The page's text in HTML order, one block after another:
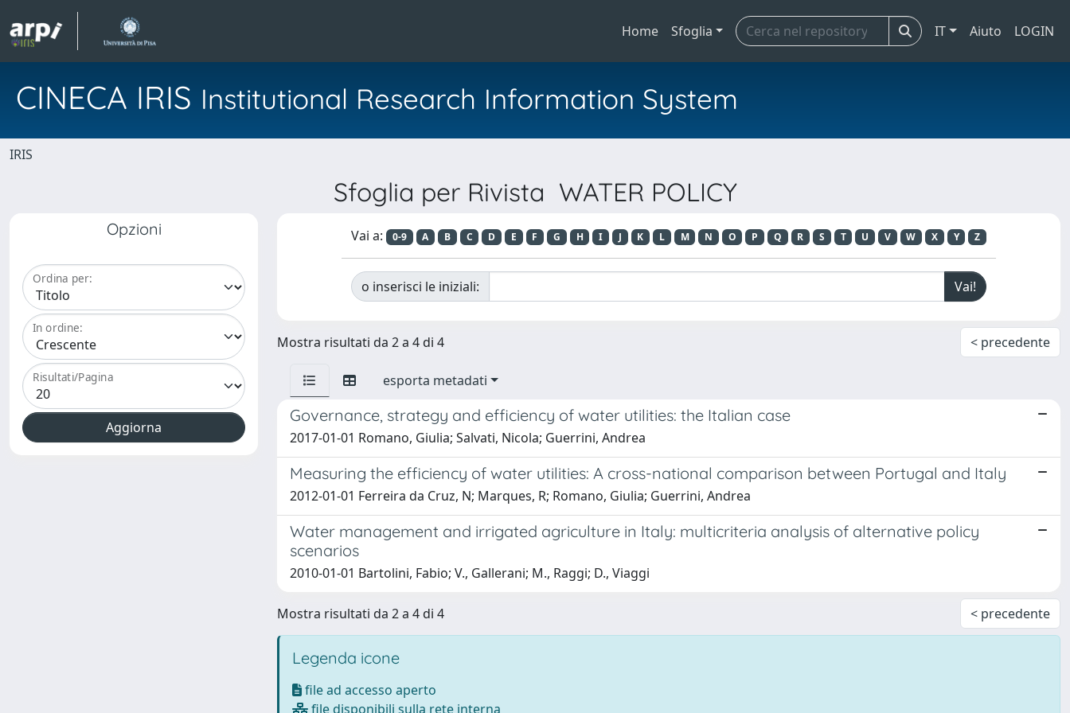
Home Sfoglia IT Aiuto LOGIN
CINECA IRIS Institutional Research Information System
IRIS
Sfoglia per Rivista WATER POLICY
Opzioni
Ordina per:
In ordine:
Risultati/Pagina
Vai a: 0-9 A B C D E F G H I J K L M N O P Q R S T U V W X Y Z
o inserisci le iniziali:
Mostra risultati da 2 a 4 di 4 < precedente
esporta metadati
Governance, strategy and efficiency of water utilities: the Italian case
2017-01-01 Romano, Giulia; Salvati, Nicola; Guerrini, Andrea
Measuring the efficiency of water utilities: A cross-national comparison between Portugal and Italy
2012-01-01 Ferreira da Cruz, N; Marques, R; Romano, Giulia; Guerrini, Andrea
Water management and irrigated agriculture in Italy: multicriteria analysis of alternative policy
scenarios
2010-01-01 Bartolini, Fabio; V., Gallerani; M., Raggi; D., Viaggi
Mostra risultati da 2 a 4 di 4 < precedente
Legenda icone
file ad accesso aperto
file disponibili sulla rete interna